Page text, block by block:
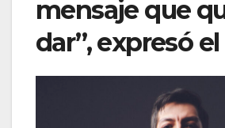
mensaje que
dar”, expresó